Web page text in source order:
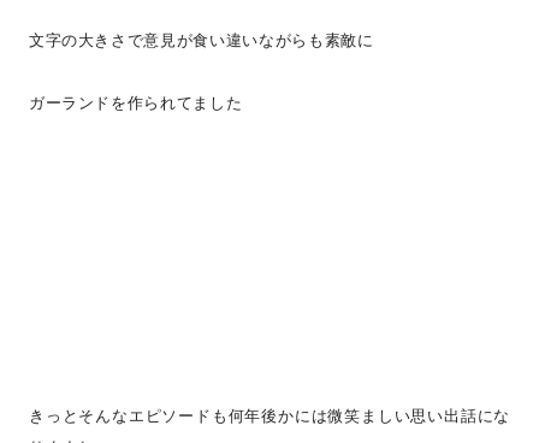
文字の大きさで意見が食い違いながらも素敵に
ガーランドを作られてました
きっとそんなエピソードも何年後かには微笑ましい思い出話にな